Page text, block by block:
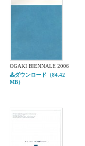
OGAKI BIENNALE 2006
ダウンロード（84.42
MB）